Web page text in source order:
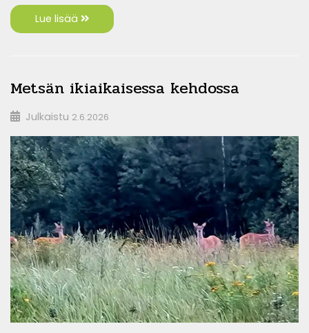
Lue lisää
Metsän ikiaikaisessa kehdossa
Julkaistu 2.6.2026